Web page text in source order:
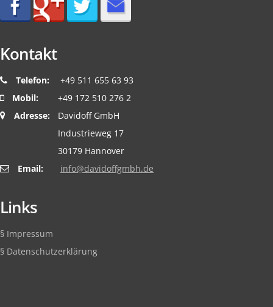
Kontakt
Telefon:
+49 511 655 63 93
Mobil:
+49 172 510 276 2
Adresse:
Davidoff GmbH
Industrieweg 17
30179 Hannover
Email:
ed.hbmgffodivad@ofni
Links
§ Impressum
§ Datenschutzerklärung